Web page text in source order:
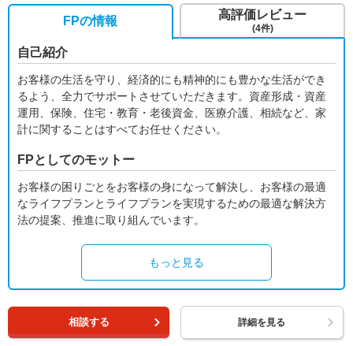
FPの情報
自己紹介
お客様の生活を守り、経済的にも精神的にも豊かな生活ができ
るよう、全力でサポートさせていただきます。資産形成・資産
運用、保険、住宅・教育・老後資金、医療介護、相続など、家
計に関することはすべてお任せください。
FPとしてのモットー
お客様の困りごとをお客様の身になって解決し、お客様の最適
なライフプランとライフプランを実現するための最適な解決方
法の提案、推進に取り組んでいます。
もっと見る
高評価レビュー
(4件)
相談する 詳細を見る